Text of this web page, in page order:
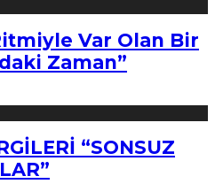
Var Olan Bir
Zaman”
“SONSUZ